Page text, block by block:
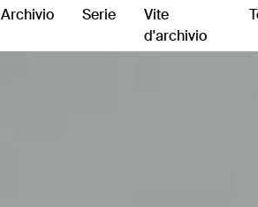
Archivio Serie
Vite
d'archivio